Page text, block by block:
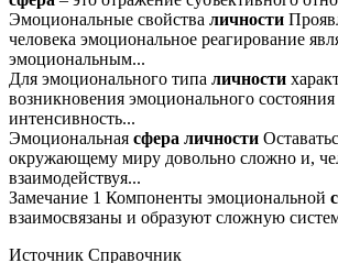
Эмоциональные свойства личности
человека эмоциональное реагирование
эмоциональным...
Для эмоционального типа личности
возникновения эмоционального состояния
интенсивность...
Эмоциональная сфера личности
окружающему миру довольно сложно и,
взаимодействуя...
Замечание 1 Компоненты эмоциональной
взаимосвязаны и образуют сложную
Источник Справочник